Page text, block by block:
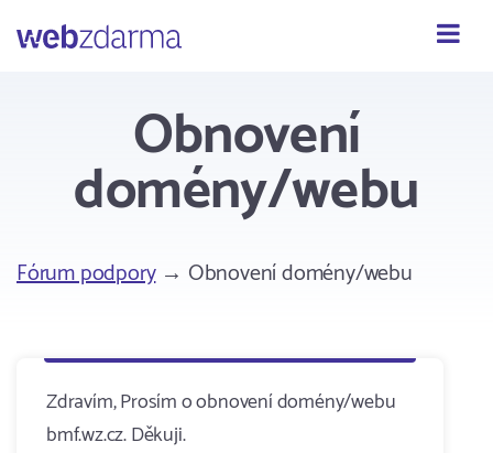
Webzdarma
Obnovení
domény/webu
Fórum podpory→ Obnovení domény/webu
Zdravím, Prosím o obnovení domény/webu
bmf.wz.cz. Děkuji.